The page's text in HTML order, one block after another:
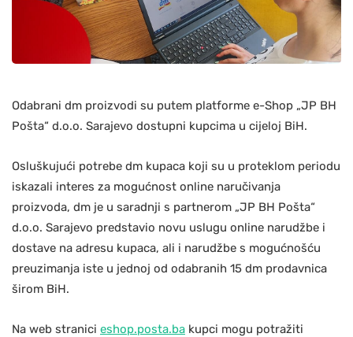
Odabrani dm proizvodi su putem platforme e-Shop „JP BH
Pošta“ d.o.o. Sarajevo dostupni kupcima u cijeloj BiH.
Osluškujući potrebe dm kupaca koji su u proteklom periodu
iskazali interes za mogućnost online naručivanja
proizvoda, dm je u saradnji s partnerom „JP BH Pošta“
d.o.o. Sarajevo predstavio novu uslugu online narudžbe i
dostave na adresu kupaca, ali i narudžbe s mogućnošću
preuzimanja iste u jednoj od odabranih 15 dm prodavnica
širom BiH.
Na web stranici eshop.posta.ba kupci mogu potražiti